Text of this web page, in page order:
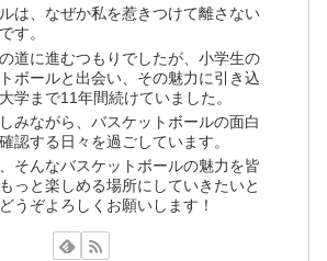
は、なぜか私を惹きつけて離さない
す。
道に進むつもりでしたが、小学生の
ボールと出会い、その魅力に引き込
学まで11年間続けていました。
みながら、バスケットボールの面白
認する日々を過ごしています。
そんなバスケットボールの魅力を皆
っと楽しめる場所にしていきたいと
うぞよろしくお願いします！